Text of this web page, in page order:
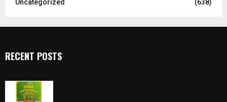
Uncategorized
(638)
RECENT POSTS